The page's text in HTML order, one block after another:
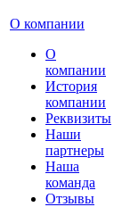
О компании
О
компании
История
компании
Реквизиты
Наши
партнеры
Наша
команда
Отзывы